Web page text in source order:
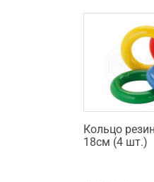
Кольцо
18см (4 шт.)